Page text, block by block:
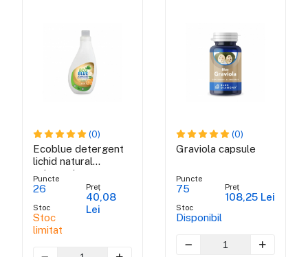
(0)
Ecoblue detergent
lichid natural
universal
Puncte
26
Stoc
Stoc
limitat
Preț
40,08
Lei
(0)
Graviola capsule
Puncte
75
Stoc
Disponibil
Preț
108,25 Lei